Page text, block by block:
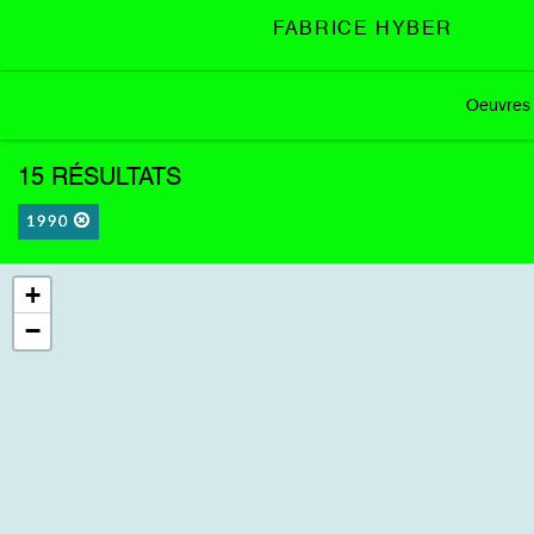
FABRICE HYBER
Oeuvres
15 RÉSULTATS
1990
+
−